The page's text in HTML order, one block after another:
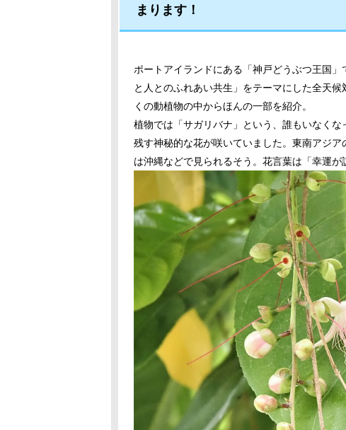
まります！
ポートアイランドにある「神戸どうぶつ王国
と人とのふれあい共生」をテーマにした全天
くの動植物の中からほんの一部を紹介。
植物では「サガリバナ」という、誰もいなく
残す神秘的な花が咲いていました。東南アジ
は沖縄などで見られるそう。花言葉は「幸運が